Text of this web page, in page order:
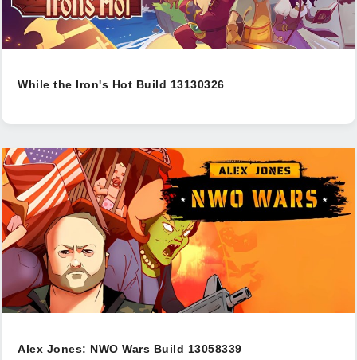
While the Iron's Hot Build 13130326
Alex Jones: NWO Wars Build 13058339